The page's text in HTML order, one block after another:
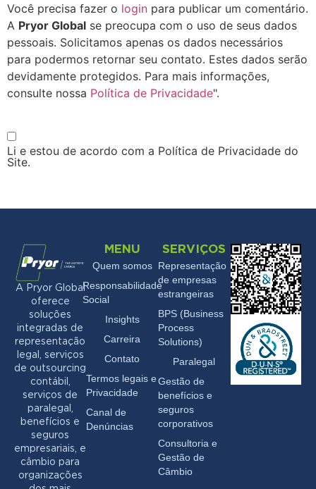
Você precisa fazer o login para publicar um comentário.
A Pryor Global se preocupa com o uso de seus dados
pessoais. Solicitamos apenas os dados necessários
para podermos retornar seu contato. Estes dados serão
devidamente protegidos. Para mais informações,
consulte nossa Política de Privacidade".
Li e estou de acordo com a Política de Privacidade do
Site.
A Pryor Global
oferece
soluções
integradas de
representação
legal, serviços
de outsourcing
contábil,
serviços de
paralegal,
benefícios e
seguros
empresariais, e
câmbio para
organizações
MENU
Quem somos
Responsabilidade
Social
Insights
Carreira
Contato
Termos legais e
Privacidade
Canal de
Denúncias
SERVIÇOS
Representação
de empresas
estrangeiras
BPS (Business
Process
Solutions)
Paralegal
Gestão de
benefícios e
seguros
corporativos
Consultoria e
Gestão de
Câmbio